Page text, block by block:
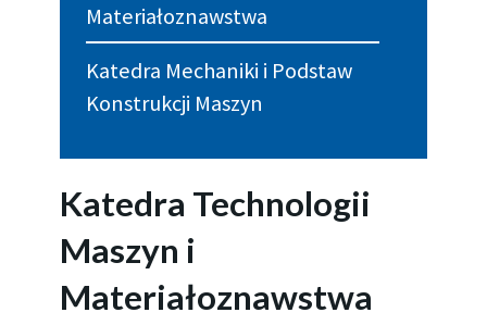
Materiałoznawstwa
Katedra Mechaniki i Podstaw
Konstrukcji Maszyn
Katedra Technologii
Maszyn i
Materiałoznawstwa